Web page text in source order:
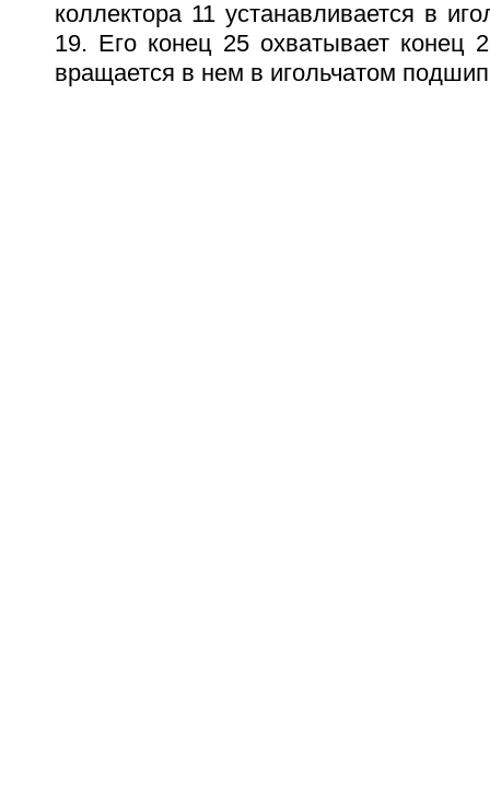
коллектора 11 устанавливается в
19. Его конец 25 охватывает конец
вращается в нем в игольчатом